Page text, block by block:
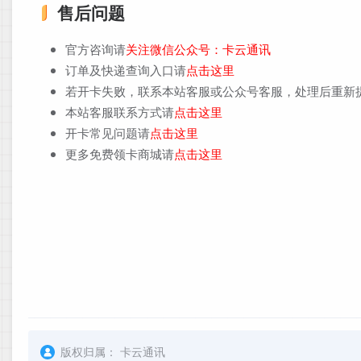
售后问题
官方咨询请关注微信公众号：卡云通讯
订单及快递查询入口请点击这里
若开卡失败，联系本站客服或公众号客服，处理后重新
本站客服联系方式请点击这里
开卡常见问题请点击这里
更多免费领卡商城请点击这里
版权归属： 卡云通讯